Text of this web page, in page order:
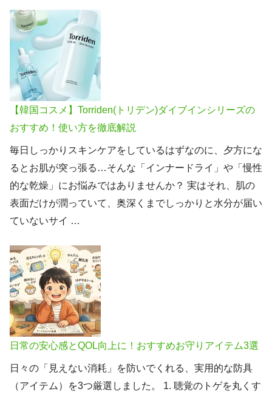
【韓国コスメ】Torriden(トリデン)ダイブインシリーズの
おすすめ！使い方を徹底解説
毎日しっかりスキンケアをしているはずなのに、夕方にな
るとお肌が突っ張る…そんな「インナードライ」や「慢性
的な乾燥」にお悩みではありませんか？ 実はそれ、肌の
表面だけが潤っていて、奥深くまでしっかりと水分が届い
ていないサイ …
日常の安心感とQOL向上に！おすすめお守りアイテム3選
日々の「見えない消耗」を防いでくれる、実用的な防具
（アイテム）を3つ厳選しました。 1. 聴覚のトゲを丸くす